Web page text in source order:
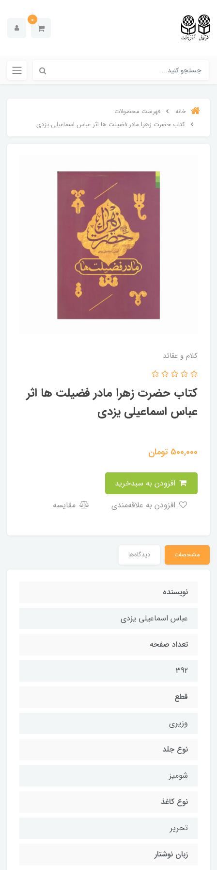
0
خانه
فهرست محصولات
کتاب حضرت زهرا مادر فضیلت ها اثر عباس اسماعیلی یزدی
کلام و عقائد
کتاب حضرت زهرا مادر فضیلت ها اثر
عباس اسماعیلی یزدی
500,000 تومان
مقایسه
مشخصات دیدگاه‌ها
نویسنده
عباس اسماعیلی یزدی
تعداد صفحه
392
قطع
وزیری
نوع جلد
شومیز
نوع کاغذ
تحریر
زبان نوشتار